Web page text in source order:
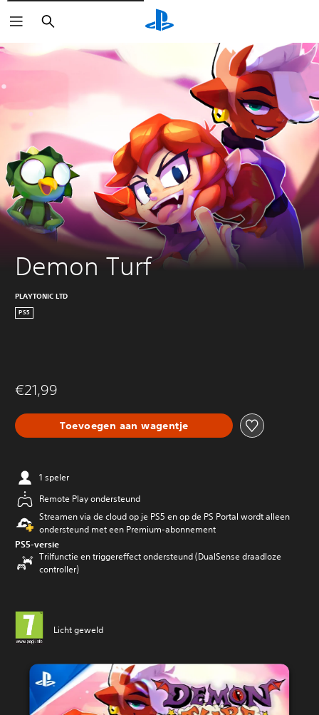
Zoeken
Demon Turf
PLAYTONIC LTD
PS5
€21,99
Toevoegen aan wagentje
1 speler
Remote Play ondersteund
Streamen via de cloud op je PS5 en op de PS Portal wordt alleen
ondersteund met een Premium-abonnement
PS5-versie
Trilfunctie en triggereffect ondersteund (DualSense draadloze
controller)
Licht geweld